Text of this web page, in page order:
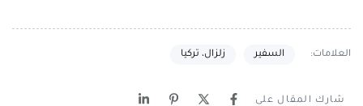
العلامات: السفير زلزال، تركيا
شارك المقال على